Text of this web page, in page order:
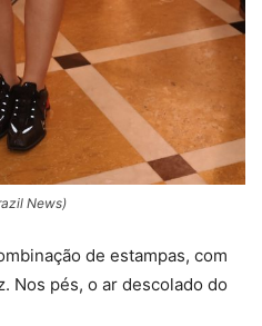
News)
de estampas, com
Nos pés, o ar descolado do